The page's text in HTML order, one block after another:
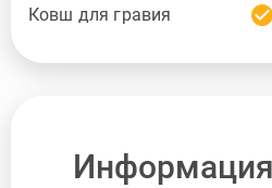
Ковш для гравия check_circle